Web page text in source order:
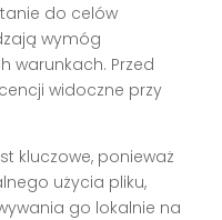
do celów
wymóg
warunkach. Przed
widoczne przy
kluczowe, ponieważ
użycia pliku,
go lokalnie na